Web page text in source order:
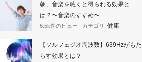
朝、音楽を聴くと得られる効果と
は？〜音楽のすすめ〜
6.5k件のビュー | カテゴリ: 健康
【ソルフェジオ周波数】639Hzがもた
らす効果とは？